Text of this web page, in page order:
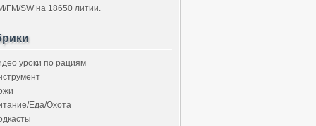
FM/SW на 18650 литии.
уроки по рациям
Еда/Охота